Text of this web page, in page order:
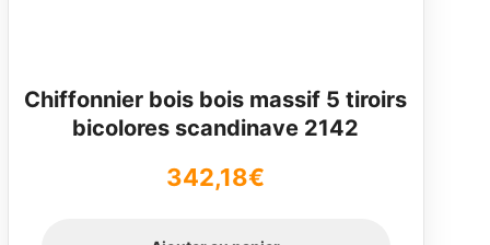
Chiffonnier bois bois massif 5 tiroirs
bicolores scandinave 2142
342,18€